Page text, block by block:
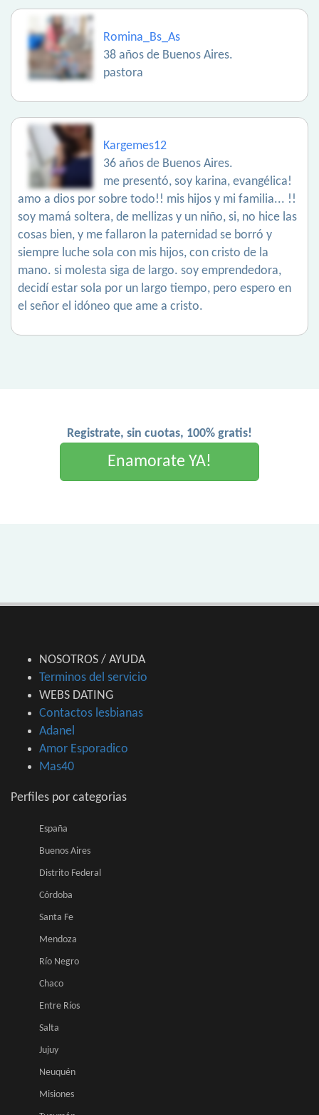
Romina_Bs_As
38 años de Buenos Aires.
pastora
Kargemes12
36 años de Buenos Aires.
me presentó, soy karina, evangélica!
amo a dios por sobre todo!! mis hijos y mi familia... !!
soy mamá soltera, de mellizas y un niño, si, no hice las
cosas bien, y me fallaron la paternidad se borró y
siempre luche sola con mis hijos, con cristo de la
mano. si molesta siga de largo. soy emprendedora,
decidí estar sola por un largo tiempo, pero espero en
el señor el idóneo que ame a cristo.
Registrate, sin cuotas, 100% gratis!
Enamorate YA!
NOSOTROS / AYUDA
Terminos del servicio
WEBS DATING
Contactos lesbianas
Adanel
Amor Esporadico
Mas40
Perfiles por categorias
España
Buenos Aires
Distrito Federal
Córdoba
Santa Fe
Mendoza
Río Negro
Chaco
Entre Ríos
Salta
Jujuy
Neuquén
Misiones